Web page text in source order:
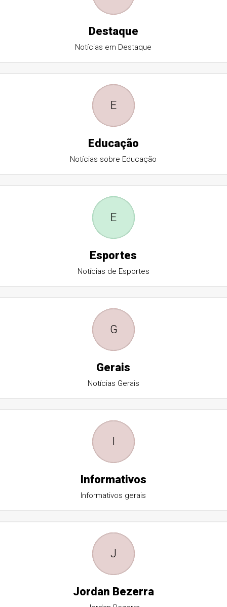
Destaque
Notícias em Destaque
E
Educação
Notícias sobre Educação
E
Esportes
Notícias de Esportes
G
Gerais
Notícias Gerais
I
Informativos
Informativos gerais
J
Jordan Bezerra